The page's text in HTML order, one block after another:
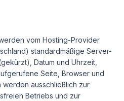
vom Hosting-Provider
standardmäßige Server-
Datum und Uhrzeit,
Seite, Browser und
werden ausschließlich zur
Betriebs und zur